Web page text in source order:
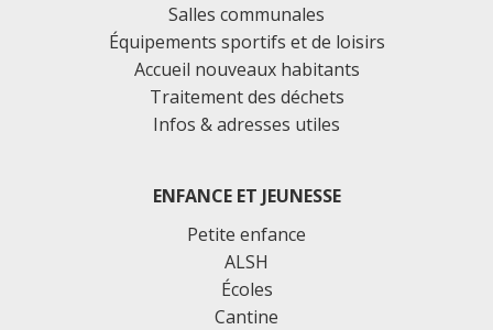
Salles communales
Équipements sportifs et de loisirs
Accueil nouveaux habitants
Traitement des déchets
Infos & adresses utiles
ENFANCE ET JEUNESSE
Petite enfance
ALSH
Écoles
Cantine